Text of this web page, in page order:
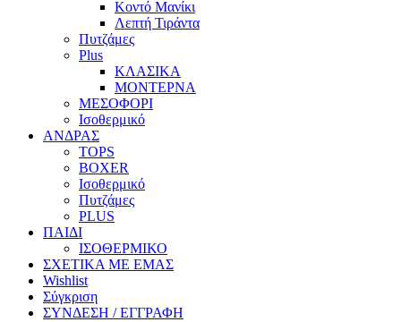
Κοντό Μανίκι
Λεπτή Τιράντα
Πυτζάμες
Plus
ΚΛΑΣΙΚΑ
ΜΟΝΤΕΡΝΑ
ΜΕΣΟΦΟΡΙ
Ισοθερμικό
ΑΝΔΡΑΣ
TOPS
BOXER
Ισοθερμικό
Πυτζάμες
PLUS
ΠΑΙΔΙ
ΙΣΟΘΕΡΜΙΚΟ
ΣΧΕΤΙΚΑ ΜΕ ΕΜΑΣ
Wishlist
Σύγκριση
ΣΥΝΔΕΣΗ / ΕΓΓΡΑΦΗ